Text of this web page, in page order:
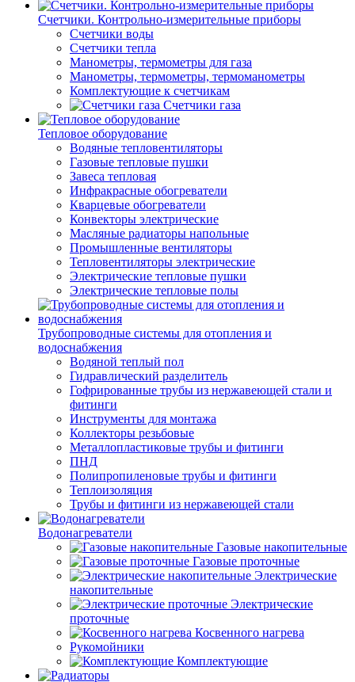
Счетчики. Контрольно-измерительные приборы
Счетчики воды
Счетчики тепла
Манометры, термометры для газа
Манометры, термометры, термоманометры
Комплектующие к счетчикам
Счетчики газа
Тепловое оборудование
Водяные тепловентиляторы
Газовые тепловые пушки
Завеса тепловая
Инфракрасные обогреватели
Кварцевые обогреватели
Конвекторы электрические
Масляные радиаторы напольные
Промышленные вентиляторы
Тепловентиляторы электрические
Электрические тепловые пушки
Электрические тепловые полы
Трубопроводные системы для отопления и
водоснабжения
Водяной теплый пол
Гидравлический разделитель
Гофрированные трубы из нержавеющей стали и
фитинги
Инструменты для монтажа
Коллекторы резьбовые
Металлопластиковые трубы и фитинги
ПНД
Полипропиленовые трубы и фитинги
Теплоизоляция
Трубы и фитинги из нержавеющей стали
Водонагреватели
Газовые накопительные
Газовые проточные
Электрические
накопительные
Электрические
проточные
Косвенного нагрева
Рукомойники
Комплектующие